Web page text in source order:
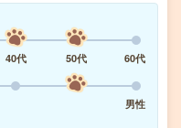
40代 50代
60代
男性